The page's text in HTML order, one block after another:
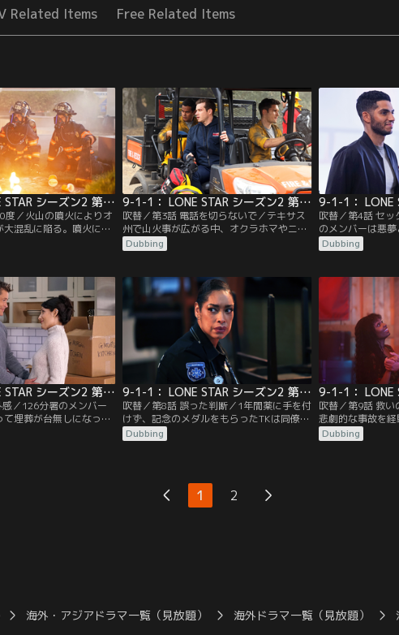
Related Items Free Related Items
9-1-1： LONE STAR シーズン2 第02話／吹替
度／火山の噴火によりオ
混乱に陥る。噴火によ
ティーをする大学生や
を襲った…。地質調査
こから噴火してもおかし
分署の隊員たちは、
る。
9-1-1： LONE STAR シーズン2 第03話／吹替
吹替／第3話 電話を切らないで／テキサス
州で山火事が広がる中、オクラホマやニュ
ーメキシコなどから資材と人員が提供さ
れ、ロサンゼルスの118分署からも応援が
ャンプ場に取り残された子どもたちがいる
との連絡が入り、8人編成で現場へ向か
う。さらにヘリコプターの墜落事故が発生
し、オーウェンたちは命をかけて戦うこと
Dubbing
吹替／第4話 セ
のメンバーは悪
ける。グレース
王様と奴隷を助
方、マルジャン
男が現れる。
Dubbing
9-1-1： LONE STAR シーズン2 第07話／吹替
／126分署のメンバー
埋葬が台無しになった
が故障した病院に到着
トランド家に引っ越し
9-1-1： LONE STAR シーズン2 第08話／吹替
吹替／第8話 誤った判断／1年間薬に手を付
けず、記念のメダルをもらったTKは同僚や
家族と祝うことに。皆に感謝の気持ちを伝
えるスピーチで、両親の復縁を喜ぶTKだっ
まったカルロスは停職処分となってしま
Dubbing
吹替／第9話 救
悲劇的な事故を
故で友人を亡く
ャッドは、消防
Dubbing
1 2
海外・アジアドラマ一覧（見放題） 海外ドラマ一覧（見放題）